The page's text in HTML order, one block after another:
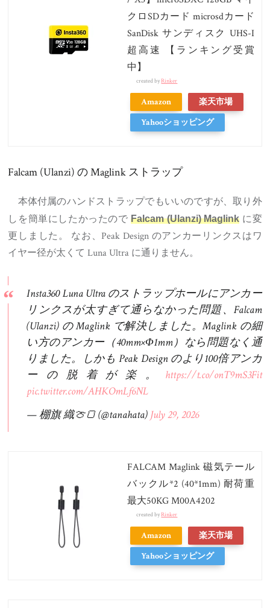
クロSDカード microsdカード
SanDisk サンディスク UHS-I
超高速 【ランキング受賞
中】
created byRinker
Amazon
楽天市場
Yahooショッピング
Falcam (Ulanzi) の Maglink ストラップ
本体付属のハンドストラップでもいいのですが、取り外
しを簡単にしたかったのでFalcam (Ulanzi) Maglink に変
更しました。 なお、Peak Design のアンカーリンクスはワ
イヤー径が太くて Luna Ultra に通りません。
Insta360 Luna Ultra のストラップホールにアンカー
リンクスが太すぎて通らなかった問題、Falcam
(Ulanzi) の Maglink で解決しました。Maglink の細
い方のアンカー（40mm×Φ1mm）なら問題なく通
りました。しかも Peak Design のより100倍アンカ
ーの脱着が楽。 https://t.co/onT9mS3Fit
pic.twitter.com/AHKOmLf6NL
— 棚旗 織🍈🍞 (@tanahata) July 29, 2026
FALCAM Maglink 磁気テール
バックル*2 (40*1mm) 耐荷重
最大50KG M00A4202
created byRinker
Amazon
楽天市場
Yahooショッピング